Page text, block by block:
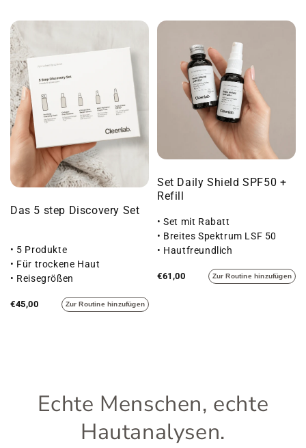
Das 5 step Discovery Set
• 5 Produkte
• Für trockene Haut
• Reisegrößen
€45,00 Zur Routine hinzufügen
Set Daily Shield SPF50 +
Refill
• Set mit Rabatt
• Breites Spektrum LSF 50
• Hautfreundlich
€61,00 Zur Routine hinzufügen
Echte Menschen, echte
Hautanalysen.